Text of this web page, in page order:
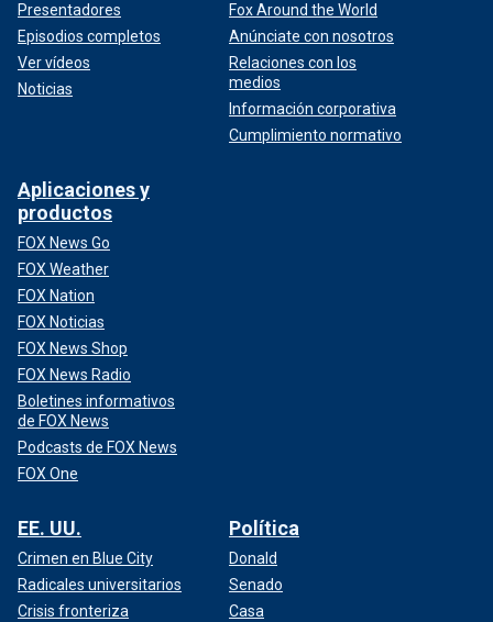
Presentadores
Episodios completos
Ver vídeos
Noticias
Fox Around the World
Anúnciate con nosotros
Relaciones con los
medios
Información corporativa
Cumplimiento normativo
Aplicaciones y
productos
FOX News Go
FOX Weather
FOX Nation
FOX Noticias
FOX News Shop
FOX News Radio
Boletines informativos
de FOX News
Podcasts de FOX News
FOX One
EE. UU.
Crimen en Blue City
Radicales universitarios
Crisis fronteriza
Política
Donald
Senado
Casa